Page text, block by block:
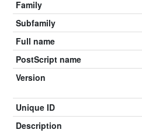
Family
Subfamily
Full name
PostScript name
Version
Unique ID
Description